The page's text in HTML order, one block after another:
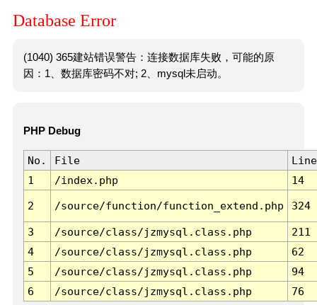
Database Error
(1040) 365建站错误警告：连接数据库失败，可能的原
因：1、数据库密码不对; 2、mysql未启动。
PHP Debug
No. File
Line
1
/index.php 14
2 /source/function/function_extend.php 324
3 /source/class/jzmysql.class.php
211
4
/source/class/jzmysql.class.php
62
5
/source/class/jzmysql.class.php
94
6
/source/class/jzmysql.class.php 76